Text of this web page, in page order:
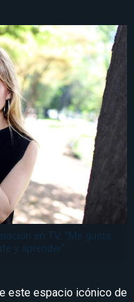
en TV: “Me gusta
y aprender”
este espacio icónico de